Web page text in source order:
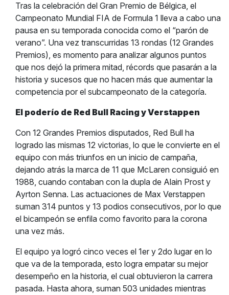
Tras la celebración del Gran Premio de Bélgica, el
Campeonato Mundial FIA de Formula 1 lleva a cabo una
pausa en su temporada conocida como el “parón de
verano”. Una vez transcurridas 13 rondas (12 Grandes
Premios), es momento para analizar algunos puntos
que nos dejó la primera mitad, récords que pasarán a la
historia y sucesos que no hacen más que aumentar la
competencia por el subcampeonato de la categoría.
El poderío de Red Bull Racing y Verstappen
Con 12 Grandes Premios disputados, Red Bull ha
logrado las mismas 12 victorias, lo que le convierte en el
equipo con más triunfos en un inicio de campaña,
dejando atrás la marca de 11 que McLaren consiguió en
1988, cuando contaban con la dupla de Alain Prost y
Ayrton Senna. Las actuaciones de Max Verstappen
suman 314 puntos y 13 podios consecutivos, por lo que
el bicampeón se enfila como favorito para la corona
una vez más.
El equipo ya logró cinco veces el 1er y 2do lugar en lo
que va de la temporada, esto logra empatar su mejor
desempeño en la historia, el cual obtuvieron la carrera
pasada. Hasta ahora, suman 503 unidades mientras